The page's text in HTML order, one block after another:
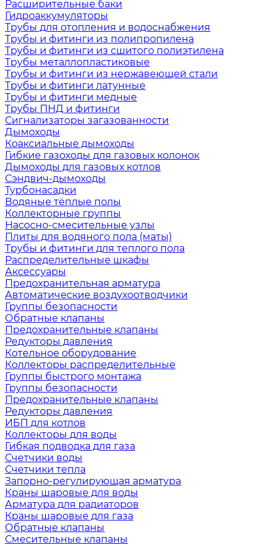
Расширительные баки
Гидроаккумуляторы
Трубы для отопления и водоснабжения
Трубы и фитинги из полипропилена
Трубы и фитинги из сшитого полиэтилена
Трубы металлопластиковые
Трубы и фитинги из нержавеющей стали
Трубы и фитинги латунные
Трубы и фитинги медные
Трубы ПНД и фитинги
Сигнализаторы загазованности
Дымоходы
Коаксиальные дымоходы
Гибкие газоходы для газовых колонок
Дымоходы для газовых котлов
Сэндвич-дымоходы
Турбонасадки
Водяные тёплые полы
Коллекторные группы
Насосно-смесительные узлы
Плиты для водяного пола (маты)
Трубы и фитинги для теплого пола
Распределительные шкафы
Аксессуары
Предохранительная арматура
Автоматические воздухоотводчики
Группы безопасности
Обратные клапаны
Предохранительные клапаны
Редукторы давления
Котельное оборудование
Коллекторы распределительные
Группы быстрого монтажа
Группы безопасности
Предохранительные клапаны
Редукторы давления
ИБП для котлов
Коллекторы для воды
Гибкая подводка для газа
Счетчики воды
Счетчики тепла
Запорно-регулирующая арматура
Краны шаровые для воды
Арматура для радиаторов
Краны шаровые для газа
Обратные клапаны
Смесительные клапаны